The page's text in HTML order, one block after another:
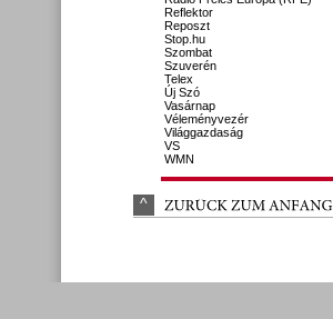
Reflektor
Reposzt
Stop.hu
Szombat
Szuverén
Telex
Új Szó
Vasárnap
Véleményvezér
Világgazdaság
VS
WMN
^ ZURÜCK ZUM ANFANG